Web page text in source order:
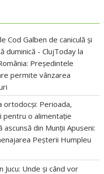
Cod Galben de caniculă și
duminică - ClujToday la
Președintele
permite vânzarea
ortodocși: Perioada,
pentru o alimentație
ascunsă din Munții Apuseni:
Peșterii Humpleu
Jucu: Unde și când vor